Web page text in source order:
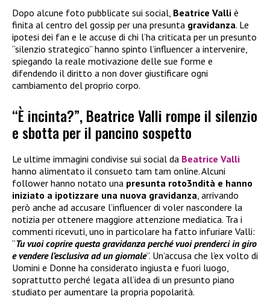
Dopo alcune foto pubblicate sui social, Beatrice Valli è
finita al centro del gossip per una presunta gravidanza. Le
ipotesi dei fan e le accuse di chi l’ha criticata per un presunto
“silenzio strategico” hanno spinto l’influencer a intervenire,
spiegando la reale motivazione delle sue forme e
difendendo il diritto a non dover giustificare ogni
cambiamento del proprio corpo.
“È incinta?”, Beatrice Valli rompe il silenzio
e sbotta per il pancino sospetto
Le ultime immagini condivise sui social da Beatrice Valli
hanno alimentato il consueto tam tam online. Alcuni
follower hanno notato una presunta roto3ndità e hanno
iniziato a ipotizzare una nuova gravidanza, arrivando
però anche ad accusare l’influencer di voler nascondere la
notizia per ottenere maggiore attenzione mediatica. Tra i
commenti ricevuti, uno in particolare ha fatto infuriare Valli:
“Tu vuoi coprire questa gravidanza perché vuoi prenderci in giro
e vendere l’esclusiva ad un giornale”. Un’accusa che l’ex volto di
Uomini e Donne ha considerato ingiusta e fuori luogo,
soprattutto perché legata all’idea di un presunto piano
studiato per aumentare la propria popolarità.